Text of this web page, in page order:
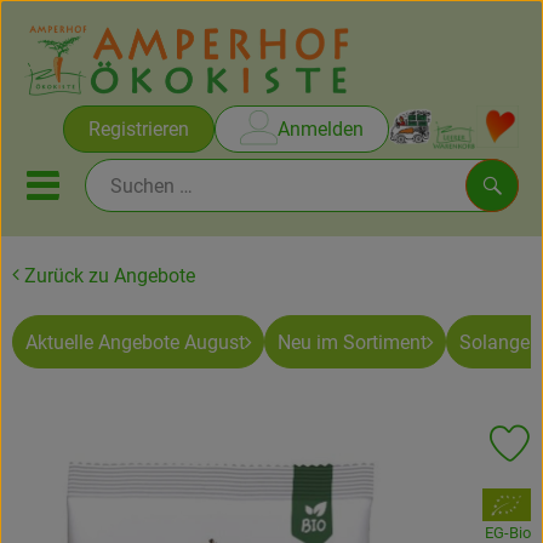
Registrieren Anmelden
Mobiles Menu öffnen oder
Rezepte
Zurück zu Angebote
Aktuelle Angebote August Neu im Sortiment Solange
, Verband:
EG-Bio